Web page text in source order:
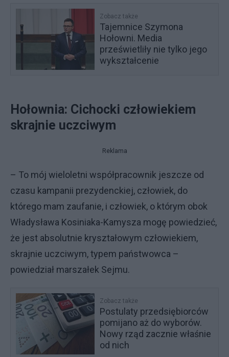
Zobacz także
Tajemnice Szymona
Hołowni. Media
prześwietliły nie tylko jego
wykształcenie
Hołownia: Cichocki człowiekiem
skrajnie uczciwym
Reklama
– To mój wieloletni współpracownik jeszcze od
czasu kampanii prezydenckiej, człowiek, do
którego mam zaufanie, i człowiek, o którym obok
Władysława Kosiniaka-Kamysza mogę powiedzieć,
że jest absolutnie kryształowym człowiekiem,
skrajnie uczciwym, typem państwowca –
powiedział marszałek Sejmu.
Zobacz także
Postulaty przedsiębiorców
pomijano aż do wyborów.
Nowy rząd zacznie właśnie
od nich